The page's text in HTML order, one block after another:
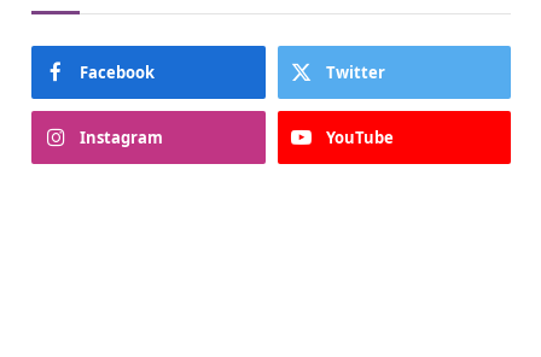
Facebook Twitter
Instagram YouTube